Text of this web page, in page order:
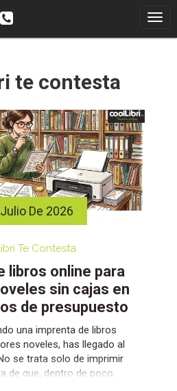
te contesta
De 2026
Te Contesta
libros online para
sin cajas en
de presupuesto
una imprenta de libros
noveles, has llegado al
se trata solo de imprimir
de que, dentro de poco,